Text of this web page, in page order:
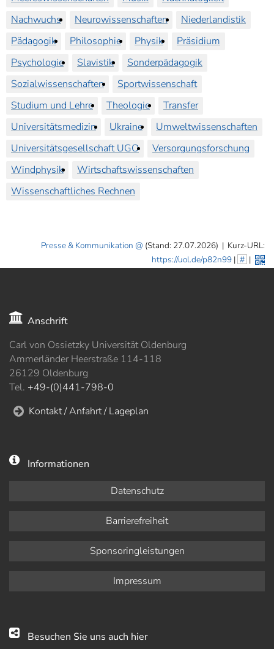
Nachwuchs
Neurowissenschaften
Niederlandistik
Pädagogik
Philosophie Physik
Präsidium
Psychologie
Slavistik
Sonderpädagogik
Sozialwissenschaften
Sportwissenschaft
Studium und Lehre
Theologie
Transfer
Universitätsmedizin
Ukraine
Umweltwissenschaften
Universitätsgesellschaft UGO
Versorgungsforschung
Windphysik
Wirtschaftswissenschaften
Wissenschaftliches Rechnen
Presse & Kommunikation (Stand: 27.07.2026) | Kurz-URL:
https://uol.de/p82n99| # |
Anschrift
Carl von Ossietzky Universität Oldenburg
Ammerländer Heerstraße 114-118
26129 Oldenburg
Tel. +49-(0)441-798-0
Kontakt / Anfahrt / Lageplan
Informationen
Datenschutz
Barrierefreiheit
Sponsoringleistungen
Impressum
Besuchen Sie uns auch hier